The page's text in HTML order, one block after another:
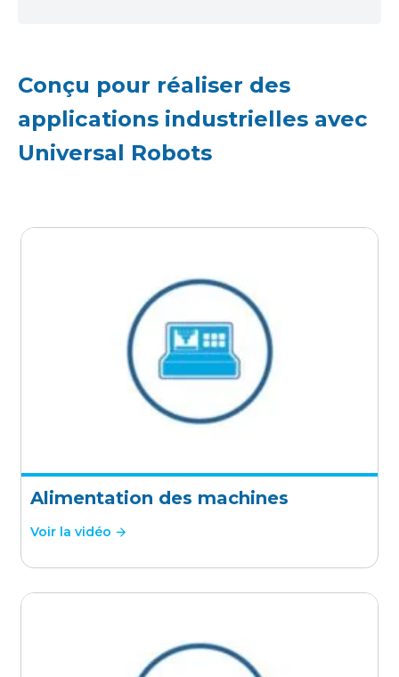
Conçu pour réaliser des
applications industrielles avec
Universal Robots
Alimentation des machines
Voir la vidéo